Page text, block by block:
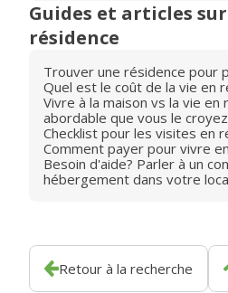
Guides et articles
résidence
Trouver une résidence pour
Quel est le coût de la vie en
Vivre à la maison vs la vie en
abordable que vous le
Checklist pour les visites en
Comment payer pour vivre
Besoin d'aide? Parler à un
hébergement dans votre
Retour à la recherche